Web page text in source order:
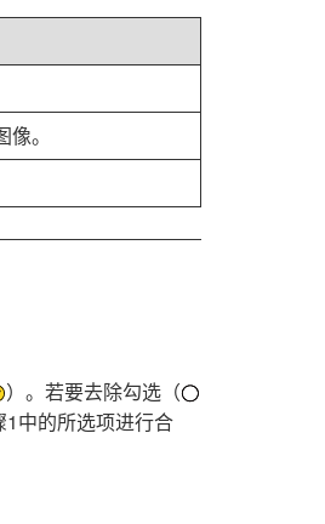
。
）。若要去除勾选（
中的所选项进行合